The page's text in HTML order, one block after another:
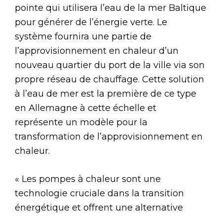
pointe qui utilisera l’eau de la mer Baltique
pour générer de l’énergie verte. Le
système fournira une partie de
l’approvisionnement en chaleur d’un
nouveau quartier du port de la ville via son
propre réseau de chauffage. Cette solution
à l’eau de mer est la première de ce type
en Allemagne à cette échelle et
représente un modèle pour la
transformation de l’approvisionnement en
chaleur.
« Les pompes à chaleur sont une
technologie cruciale dans la transition
énergétique et offrent une alternative